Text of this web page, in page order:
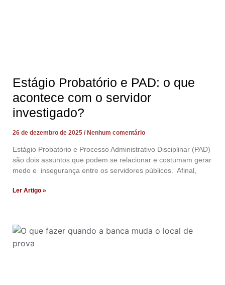
Estágio Probatório e PAD: o que
acontece com o servidor
investigado?
26 de dezembro de 2025 Nenhum comentário
Estágio Probatório e Processo Administrativo Disciplinar (PAD)
são dois assuntos que podem se relacionar e costumam gerar
medo e insegurança entre os servidores públicos. Afinal,
Ler Artigo »